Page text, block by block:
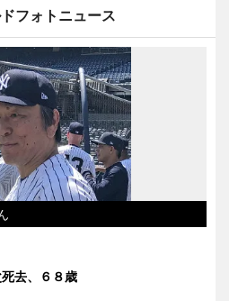
フォトニュース
去、６８歳